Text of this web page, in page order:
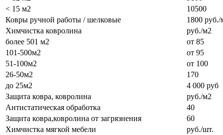
< 15 м2
10500
Ковры ручной работы / шелковые
1800 руб./
Химчистка ковролина
руб./м2
более 501 м2
от 85
101-500м2
от 95
51-100м2
от 100
26-50м2
170
до 25м2
4 000 руб
Защита ковра, ковролина
руб./м2
Антистатическая обработка
40
Защита ковра,ковролина от загрязнения
60
Химчистка мягкой мебели
руб./шт.